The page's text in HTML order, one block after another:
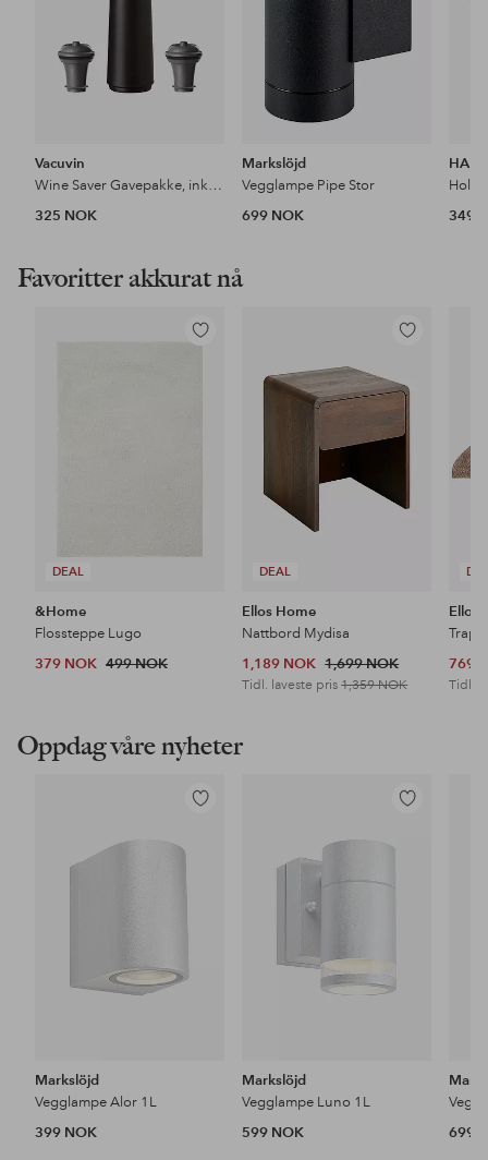
Vacuvin
Wine Saver Gavepakke, inkl 2st stopper
325 NOK
Markslöjd
Vegglampe Pipe Stor
699 NOK
349
Favoritter akkurat nå
DEAL
Legg
&Home
Flossteppe Lugo
379 NOK 499 NOK
DEAL
Legg
favoritter
Ellos Home
Nattbord Mydisa
1,189 NOK 1,699 NOK
Tidl. laveste pris1,359 NOK
Ellos
769
Tidl.
Oppdag våre nyheter
Legg
favoritter
Markslöjd
Vegglampe Alor 1L
399 NOK
Legg
favoritter
Markslöjd
Vegglampe Luno 1L
599 NOK
699